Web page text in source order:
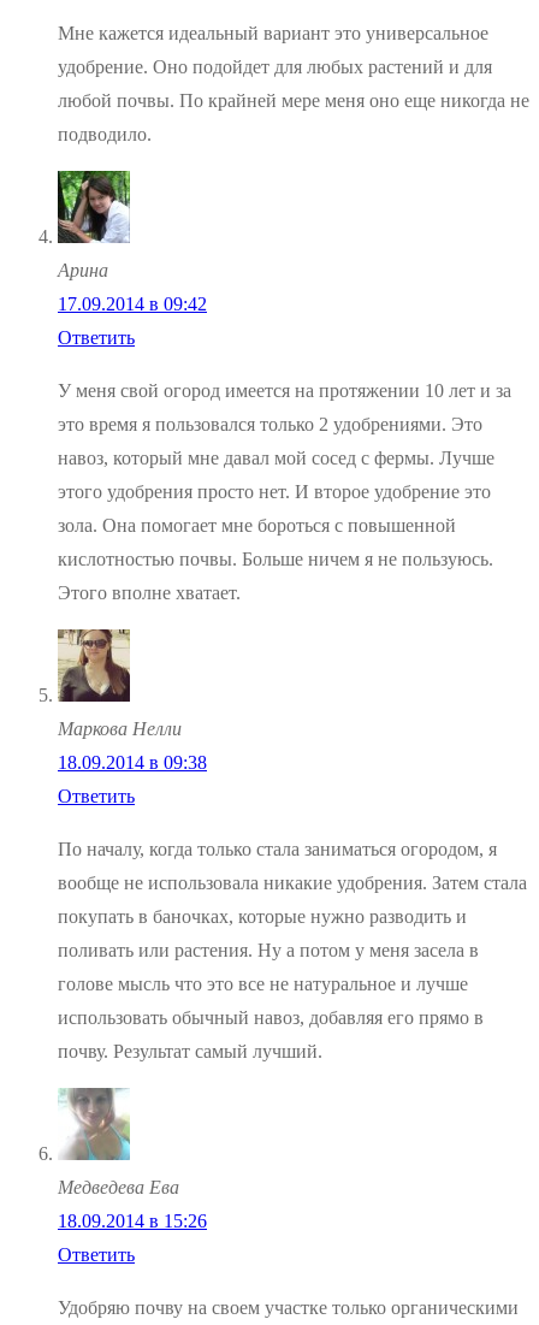
Мне кажется идеальный вариант это универсальное
удобрение. Оно подойдет для любых растений и для
любой почвы. По крайней мере меня оно еще никогда не
подводило.
Арина
17.09.2014 в 09:42
Ответить
У меня свой огород имеется на протяжении 10 лет и за
это время я пользовался только 2 удобрениями. Это
навоз, который мне давал мой сосед с фермы. Лучше
этого удобрения просто нет. И второе удобрение это
зола. Она помогает мне бороться с повышенной
кислотностью почвы. Больше ничем я не пользуюсь.
Этого вполне хватает.
Маркова Нелли
18.09.2014 в 09:38
Ответить
По началу, когда только стала заниматься огородом, я
вообще не использовала никакие удобрения. Затем стала
покупать в баночках, которые нужно разводить и
поливать или растения. Ну а потом у меня засела в
голове мысль что это все не натуральное и лучше
использовать обычный навоз, добавляя его прямо в
почву. Результат самый лучший.
Медведева Ева
18.09.2014 в 15:26
Ответить
Удобряю почву на своем участке только органическими